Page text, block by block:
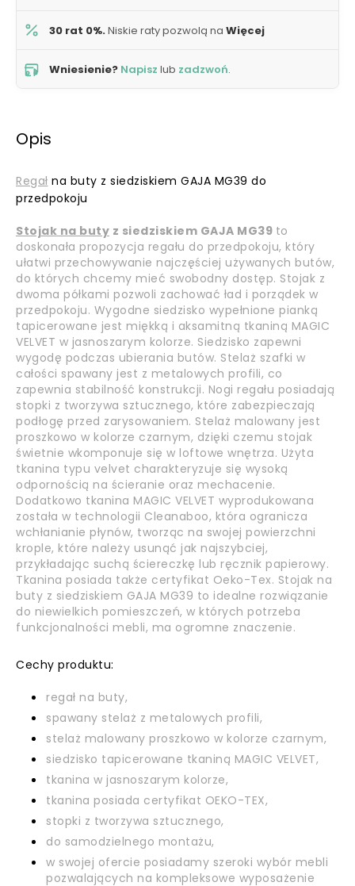
30 rat 0%.Niskie raty pozwolą na Więcej
Wniesienie? Napisz lub zadzwoń.
Opis
Regał na buty z siedziskiem GAJA MG39 do
przedpokoju
Stojak na buty z siedziskiem GAJA MG39 to
doskonała propozycja regału do przedpokoju, który
ułatwi przechowywanie najczęściej używanych butów,
do których chcemy mieć swobodny dostęp. Stojak z
dwoma półkami pozwoli zachować ład i porządek w
przedpokoju. Wygodne siedzisko wypełnione pianką
tapicerowane jest miękką i aksamitną tkaniną MAGIC
VELVET w jasnoszarym kolorze. Siedzisko zapewni
wygodę podczas ubierania butów. Stelaż szafki w
całości spawany jest z metalowych profili, co
zapewnia stabilność konstrukcji. Nogi regału posiadają
stopki z tworzywa sztucznego, które zabezpieczają
podłogę przed zarysowaniem. Stelaż malowany jest
proszkowo w kolorze czarnym, dzięki czemu stojak
świetnie wkomponuje się w loftowe wnętrza. Użyta
tkanina typu velvet charakteryzuje się wysoką
odpornością na ścieranie oraz mechacenie.
Dodatkowo tkanina MAGIC VELVET wyprodukowana
została w technologii Cleanaboo, która ogranicza
wchłanianie płynów, tworząc na swojej powierzchni
krople, które należy usunąć jak najszybciej,
przykładając suchą ściereczkę lub ręcznik papierowy.
Tkanina posiada także certyfikat Oeko-Tex. Stojak na
buty z siedziskiem GAJA MG39 to idealne rozwiązanie
do niewielkich pomieszczeń, w których potrzeba
funkcjonalności mebli, ma ogromne znaczenie.
Cechy produktu:
regał na buty,
spawany stelaż z metalowych profili,
stelaż malowany proszkowo w kolorze czarnym,
siedzisko tapicerowane tkaniną MAGIC VELVET,
tkanina w jasnoszarym kolorze,
tkanina posiada certyfikat OEKO-TEX,
stopki z tworzywa sztucznego,
do samodzielnego montażu,
w swojej ofercie posiadamy szeroki wybór mebli
pozwalających na kompleksowe wyposażenie